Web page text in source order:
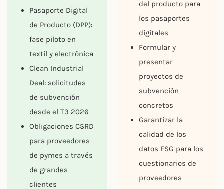
Pasaporte Digital
de Producto (DPP):
fase piloto en
textil y electrónica
Clean Industrial
Deal: solicitudes
de subvención
desde el T3 2026
Obligaciones CSRD
para proveedores
de pymes a través
de grandes
clientes
del producto para
los pasaportes
digitales
Formular y
presentar
proyectos de
subvención
concretos
Garantizar la
calidad de los
datos ESG para los
cuestionarios de
proveedores